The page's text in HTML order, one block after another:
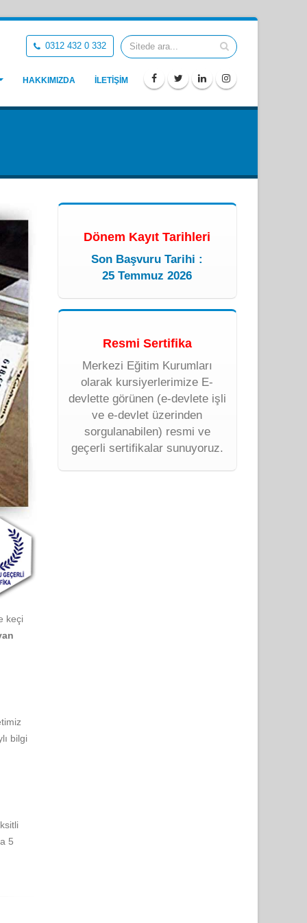
0312 432 0 332
HAKKIMIZDA İLETİŞİM
keçi
bilgi
5
Dönem Kayıt Tarihleri
Son Başvuru Tarihi :
25 Temmuz 2026
Resmi Sertifika
Merkezi Eğitim Kurumları
olarak kursiyerlerimize E-
devlette görünen (e-devlete işli
ve e-devlet üzerinden
sorgulanabilen) resmi ve
geçerli sertifikalar sunuyoruz.